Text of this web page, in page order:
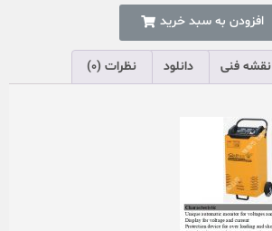
افزودن به سبد خرید
نقشه فنی دانلود نظرات (0)